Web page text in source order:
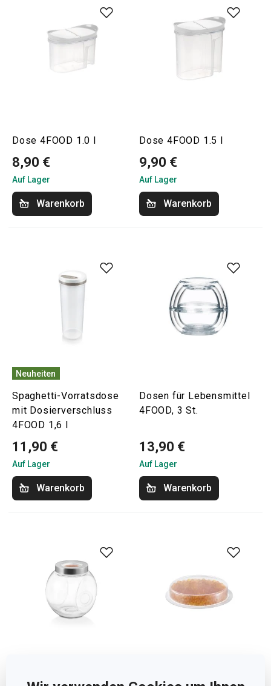
Dose 4FOOD 1.0 l
8,90 €
Auf Lager
Warenkorb
Dose 4FOOD 1.5 l
9,90 €
Auf Lager
Warenkorb
Neuheiten
Spaghetti-Vorratsdose
mit Dosierverschluss
4FOOD 1,6 l
11,90 €
Auf Lager
Warenkorb
Dosen für Lebensmittel
4FOOD, 3 St.
13,90 €
Auf Lager
Warenkorb
Dose mit Kapsel für Dose mit